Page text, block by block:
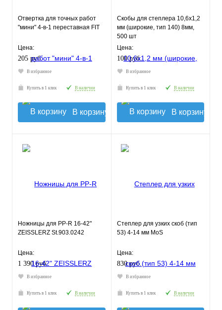
Отвертка для точных работ
"мини" 4-в-1 переставная FIT
Цена:
205 руб.
В избранное
Купить в 1 клик В наличии
В корзину
Скобы для степлера 10,6х1,2
мм (широкие, тип 140) 8мм,
500 шт
Цена:
100 руб.
В избранное
Купить в 1 клик В наличии
В корзину
Ножницы для PP-R 16-42"
ZEISSLERZ St.903.0242
Цена:
1 390 руб.
В избранное
Купить в 1 клик В наличии
Степлер для узких скоб (тип
53) 4-14 мм MoS
Цена:
830 руб.
В избранное
Купить в 1 клик В наличии